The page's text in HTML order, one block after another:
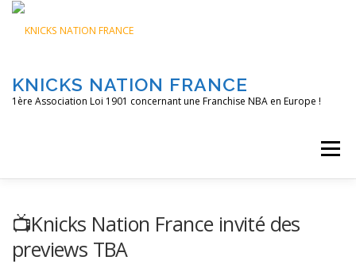
Aller
contenu
KNICKS NATION FRANCE
1ère Association Loi 1901 concernant une Franchise NBA en Europe !
Menu
📺Knicks Nation France invité des
previews TBA